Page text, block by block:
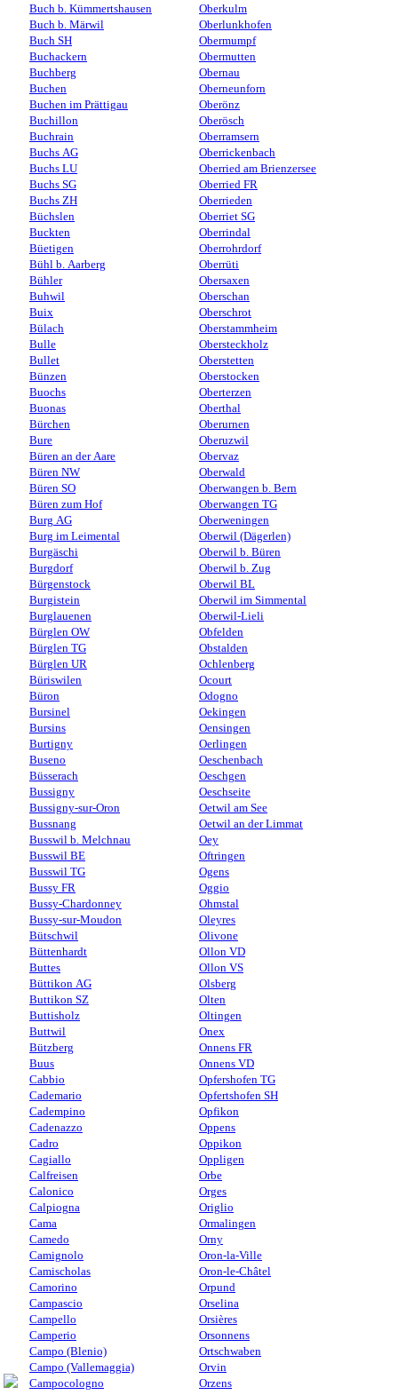
Buch b. Kümmertshausen
Buch b. Märwil
Buch SH
Buchackern
Buchberg
Buchen
Buchen im Prättigau
Buchillon
Buchrain
Buchs AG
Buchs LU
Buchs SG
Buchs ZH
Büchslen
Buckten
Büetigen
Bühl b. Aarberg
Bühler
Buhwil
Buix
Bülach
Bulle
Bullet
Bünzen
Buochs
Buonas
Bürchen
Bure
Büren an der Aare
Büren NW
Büren SO
Büren zum Hof
Burg AG
Burg im Leimental
Burgäschi
Burgdorf
Bürgenstock
Burgistein
Burglauenen
Bürglen OW
Bürglen TG
Bürglen UR
Büriswilen
Büron
Bursinel
Bursins
Burtigny
Buseno
Büsserach
Bussigny
Bussigny-sur-Oron
Bussnang
Busswil b. Melchnau
Busswil BE
Busswil TG
Bussy FR
Bussy-Chardonney
Bussy-sur-Moudon
Bütschwil
Büttenhardt
Buttes
Büttikon AG
Buttikon SZ
Buttisholz
Buttwil
Bützberg
Buus
Cabbio
Cademario
Cadempino
Cadenazzo
Cadro
Cagiallo
Calfreisen
Calonico
Calpiogna
Cama
Camedo
Camignolo
Camischolas
Camorino
Campascio
Campello
Camperio
Campo (Blenio)
Campo (Vallemaggia)
Campocologno
Oberkulm
Oberlunkhofen
Obermumpf
Obermutten
Obernau
Oberneunforn
Oberönz
Oberösch
Oberramsern
Oberrickenbach
Oberried am Brienzersee
Oberried FR
Oberrieden
Oberriet SG
Oberrindal
Oberrohrdorf
Oberrüti
Obersaxen
Oberschan
Oberschrot
Oberstammheim
Obersteckholz
Oberstetten
Oberstocken
Oberterzen
Oberthal
Oberurnen
Oberuzwil
Obervaz
Oberwald
Oberwangen b. Bern
Oberwangen TG
Oberweningen
Oberwil (Dägerlen)
Oberwil b. Büren
Oberwil b. Zug
Oberwil BL
Oberwil im Simmental
Oberwil-Lieli
Obfelden
Obstalden
Ochlenberg
Ocourt
Odogno
Oekingen
Oensingen
Oerlingen
Oeschenbach
Oeschgen
Oeschseite
Oetwil am See
Oetwil an der Limmat
Oey
Oftringen
Ogens
Oggio
Ohmstal
Oleyres
Olivone
Ollon VD
Ollon VS
Olsberg
Olten
Oltingen
Onex
Onnens FR
Onnens VD
Opfershofen TG
Opfertshofen SH
Opfikon
Oppens
Oppikon
Oppligen
Orbe
Orges
Origlio
Ormalingen
Orny
Oron-la-Ville
Oron-le-Châtel
Orpund
Orselina
Orsières
Orsonnens
Ortschwaben
Orvin
Orzens